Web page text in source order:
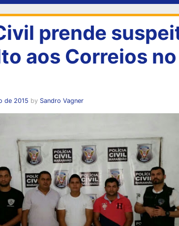
prende
aos Correios no
de 2015 by Sandro Vagner